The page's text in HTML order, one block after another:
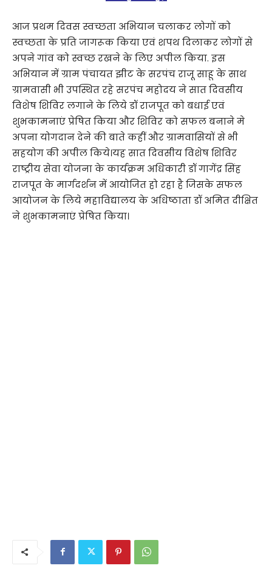
आज प्रथम दिवस स्वच्छता अभियान चलाकर लोगों को
स्वच्छता के प्रति जागरूक किया एवं शपथ दिलाकर लोगों से
अपने गांव को स्वच्छ रखने के लिए अपील किया. इस
अभियान में ग्राम पंचायत झीट के सरपंच राजू साहू के साथ
ग्रामवासी भी उपस्थित रहे सरपंच महोदय ने सात दिवसीय
विशेष शिविर लगाने के लिये डॉ राजपूत को बधाई एवं
शुभकामनाएं प्रेषित किया और शिविर को सफल बनाने मे
अपना योगदान देने की बाते कहीं और ग्रामवासियों से भी
सहयोग की अपील किये।यह सात दिवसीय विशेष शिविर
राष्ट्रीय सेवा योजना के कार्यक्रम अधिकारी डॉ गागेंद्र सिंह
राजपूत के मार्गदर्शन में आयोजित हो रहा है जिसके सफल
आयोजन के लिये महाविद्यालय के अधिष्ठाता डॉ अमित दीक्षित
ने शुभकामनाएं प्रेषित किया।